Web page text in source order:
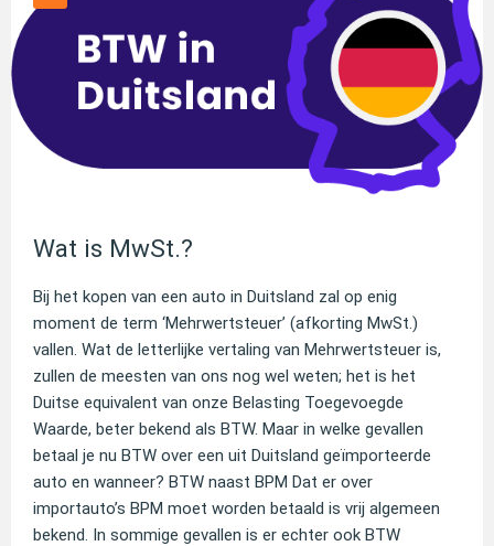
Wat is MwSt.?
Bij het kopen van een auto in Duitsland zal op enig
moment de term ‘Mehrwertsteuer’ (afkorting MwSt.)
vallen. Wat de letterlijke vertaling van Mehrwertsteuer is,
zullen de meesten van ons nog wel weten; het is het
Duitse equivalent van onze Belasting Toegevoegde
Waarde, beter bekend als BTW. Maar in welke gevallen
betaal je nu BTW over een uit Duitsland geïmporteerde
auto en wanneer? BTW naast BPM Dat er over
importauto’s BPM moet worden betaald is vrij algemeen
bekend. In sommige gevallen is er echter ook BTW